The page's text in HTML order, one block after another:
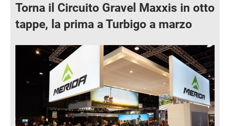
Torna il Circuito Gravel Maxxis in otto
tappe, la prima a Turbigo a marzo
Immagine